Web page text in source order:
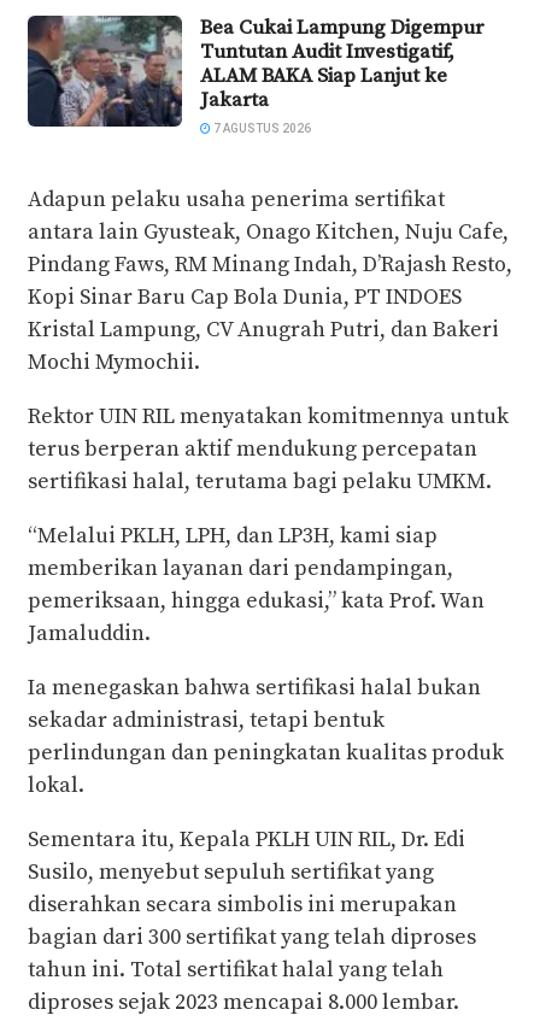
Bea Cukai Lampung Digempur
Tuntutan Audit Investigatif,
ALAM BAKA Siap Lanjut ke
Jakarta
7 AGUSTUS 2026
Adapun pelaku usaha penerima sertifikat
antara lain Gyusteak, Onago Kitchen, Nuju Cafe,
Pindang Faws, RM Minang Indah, D’Rajash Resto,
Kopi Sinar Baru Cap Bola Dunia, PT INDOES
Kristal Lampung, CV Anugrah Putri, dan Bakeri
Mochi Mymochii.
Rektor UIN RIL menyatakan komitmennya untuk
terus berperan aktif mendukung percepatan
sertifikasi halal, terutama bagi pelaku UMKM.
“Melalui PKLH, LPH, dan LP3H, kami siap
memberikan layanan dari pendampingan,
pemeriksaan, hingga edukasi,” kata Prof. Wan
Jamaluddin.
Ia menegaskan bahwa sertifikasi halal bukan
sekadar administrasi, tetapi bentuk
perlindungan dan peningkatan kualitas produk
lokal.
Sementara itu, Kepala PKLH UIN RIL, Dr. Edi
Susilo, menyebut sepuluh sertifikat yang
diserahkan secara simbolis ini merupakan
bagian dari 300 sertifikat yang telah diproses
tahun ini. Total sertifikat halal yang telah
diproses sejak 2023 mencapai 8.000 lembar.